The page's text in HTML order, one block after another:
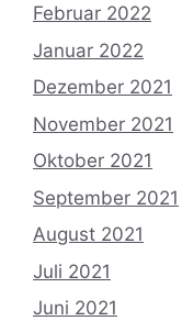
Februar 2022
Januar 2022
Dezember 2021
November 2021
Oktober 2021
September 2021
August 2021
Juli 2021
Juni 2021